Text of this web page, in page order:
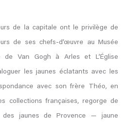
de la capitale ont le privilège de
de ses chefs-d’œuvre au Musée
de Van Gogh à Arles et L’Église
les jaunes éclatants avec les
avec son frère Théo, en
collections françaises, regorge de
des jaunes de Provence — jaune